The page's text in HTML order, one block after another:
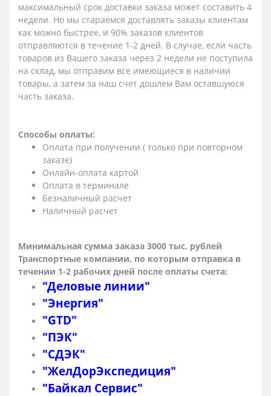
максимальный срок доставки заказа может составить 4
недели. Но мы стараемся доставлять заказы клиентам
как можно быстрее, и 90% заказов клиентов
отправляются в течение 1-2 дней. В случае, если часть
товаров из Вашего заказа через 2 недели не поступила
на склад, мы отправим все имеющиеся в наличии
товары, а затем за наш счет дошлем Вам оставшуюся
часть заказа.
Способы оплаты:
Оплата при получении ( только при повторном
заказе)
Онлайн-оплата картой
Оплата в терминале
Безналичный расчет
Наличный расчет
Минимальная сумма заказа 3000 тыс. рублей
Транспортные компании, по которым отправка в
течении 1-2 рабочих дней после оплаты счета:
"Деловые линии"
"Энергия"
"GTD"
"ПЭК"
"СДЭК"
"ЖелДорЭкспедиция"
"Байкал Сервис"